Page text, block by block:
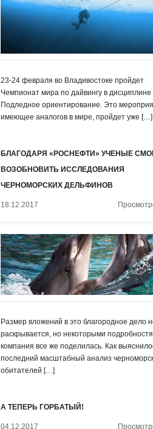
23-24 февраля во Владивостоке пройдет
Чемпионат мира по дайвингу в дисциплине
Подледное ориентирование. Это
имеющее аналогов в мире, пройдет уже […]
БЛАГОДАРЯ «РОСНЕФТИ» УЧЕНЫЕ
ВОЗОБНОВИТЬ ИССЛЕДОВАНИЯ
ЧЕРНОМОРСКИХ ДЕЛЬФИНОВ
18.12.2017
Размер вложений в это благородное дело
раскрывается, но некоторыми
компания все же поделилась. Как
последний масштабный анализ
обитателей […]
А ТЕПЕРЬ ГОРБАТЫЙ!
04.12.2017